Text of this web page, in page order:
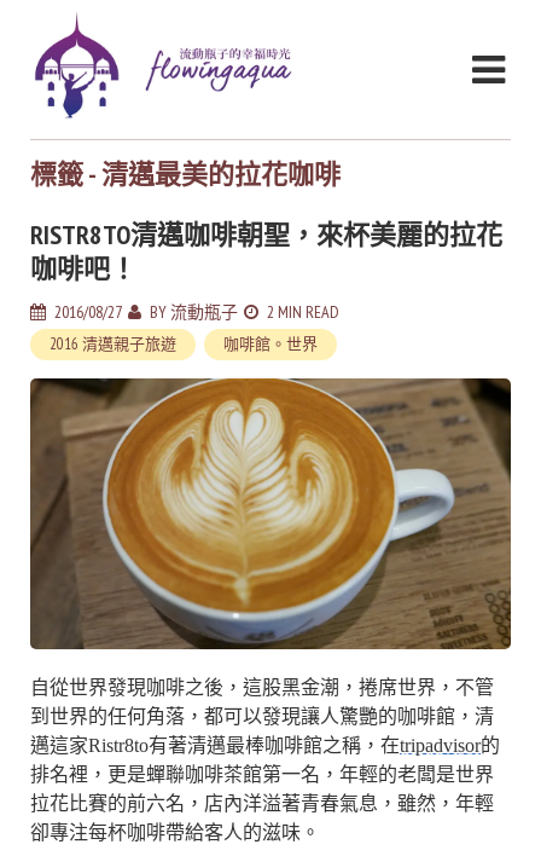
標籤 - 清邁最美的拉花咖啡
RISTR8TO清邁咖啡朝聖，來杯美麗的拉花
咖啡吧！
2016/08/27 BY流動瓶子 2 MIN READ
2016 清邁親子旅遊 咖啡館。世界
自從世界發現咖啡之後，這股黑金潮，捲席世界，不管
到世界的任何角落，都可以發現讓人驚艷的咖啡館，清
邁這家Ristr8to有著清邁最棒咖啡館之稱，在tripadvisor的
排名裡，更是蟬聯咖啡茶館第一名，年輕的老闆是世界
拉花比賽的前六名，店內洋溢著青春氣息，雖然，年輕
卻專注每杯咖啡帶給客人的滋味。